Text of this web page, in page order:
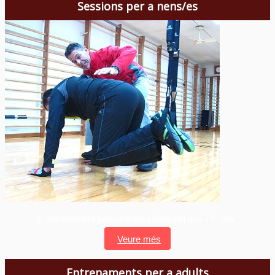
Sessions per a nens/es
Veure més